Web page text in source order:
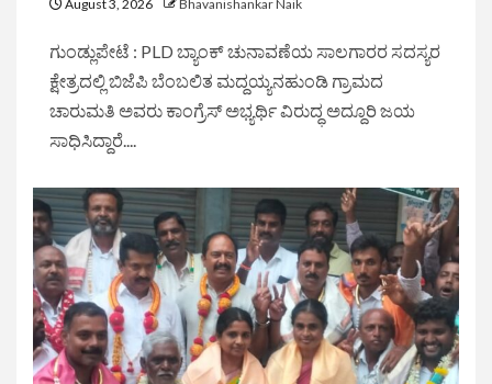
August 3, 2026 Bhavanishankar Naik
ಗುಂಡ್ಲುಪೇಟೆ : PLD ಬ್ಯಾಂಕ್ ಚುನಾವಣೆಯ ಸಾಲಗಾರರ ಸದಸ್ಯರ
ಕ್ಷೇತ್ರದಲ್ಲಿ ಬಿಜೆಪಿ ಬೆಂಬಲಿತ ಮದ್ದಯ್ಯನಹುಂಡಿ ಗ್ರಾಮದ
ಚಾರುಮತಿ ಅವರು ಕಾಂಗ್ರೆಸ್ ಅಭ್ಯರ್ಥಿ ವಿರುದ್ಧ ಅದ್ದೂರಿ ಜಯ
ಸಾಧಿಸಿದ್ದಾರೆ....